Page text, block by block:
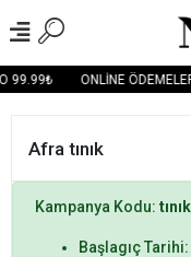
99.99₺ ONLİNE
Afra tınık
Kampanya Kodu:
Başlagıç